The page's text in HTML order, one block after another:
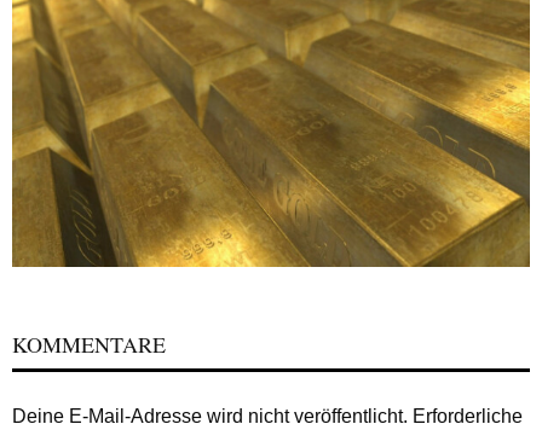
KOMMENTARE
Deine E-Mail-Adresse wird nicht veröffentlicht. Erforderliche